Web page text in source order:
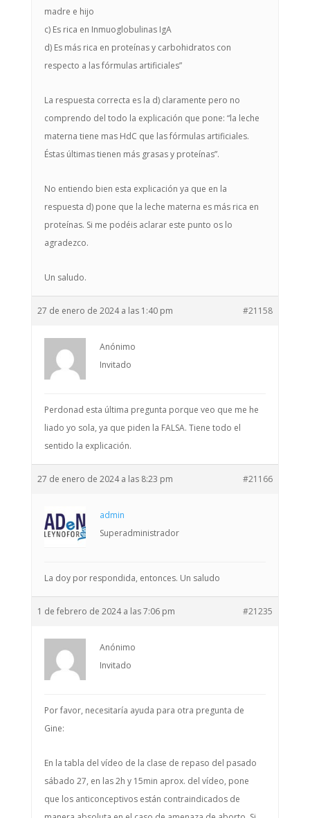
madre e hijo
c) Es rica en Inmuoglobulinas IgA
d) Es más rica en proteínas y carbohidratos con
respecto a las fórmulas artificiales”
La respuesta correcta es la d) claramente pero no
comprendo del todo la explicación que pone: “la leche
materna tiene mas HdC que las fórmulas artificiales.
Éstas últimas tienen más grasas y proteínas”.
No entiendo bien esta explicación ya que en la
respuesta d) pone que la leche materna es más rica en
proteínas. Si me podéis aclarar este punto os lo
agradezco.
Un saludo.
27 de enero de 2024 a las 1:40 pm #21158
Anónimo
Invitado
Perdonad esta última pregunta porque veo que me he
liado yo sola, ya que piden la FALSA. Tiene todo el
sentido la explicación.
27 de enero de 2024 a las 8:23 pm #21166
admin
Superadministrador
La doy por respondida, entonces. Un saludo
1 de febrero de 2024 a las 7:06 pm #21235
Anónimo
Invitado
Por favor, necesitaría ayuda para otra pregunta de
Gine:
En la tabla del vídeo de la clase de repaso del pasado
sábado 27, en las 2h y 15min aprox. del vídeo, pone
que los anticonceptivos están contraindicados de